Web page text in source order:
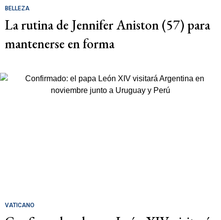
BELLEZA
La rutina de Jennifer Aniston (57) para
mantenerse en forma
VATICANO